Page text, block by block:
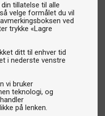
tillatelse til alle
velge formålet du vil
ved
trykke «Lagre
ditt til enhver tid
i nederste venstre
vi bruker
teknologi, og